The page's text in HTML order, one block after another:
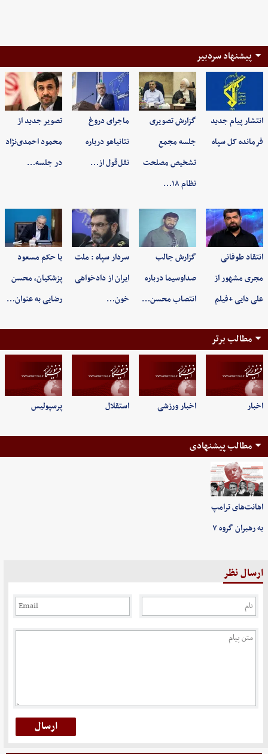
پیشنهاد سردبیر
انتشار پیام جدید
فرمانده کل سپاه
گزارش تصویری
جلسه مجمع
تشخیص مصلحت
نظام ۱۸…
ماجرای دروغ
نتانیاهو درباره
نقل‌قول از…
تصویر جدید از
محمود احمدی‌نژاد
در جلسه…
انتقاد طوفانی
مجری مشهور از
علی دایی +فیلم
گزارش جالب
صداوسیما درباره
انتصاب محسن…
سردار سپاه : ملت
ایران از دادخواهی
خون…
با حکم مسعود
پزشکیان، محسن
رضایی به عنوان…
مطالب برتر
اخبار اخبار ورزشی استقلال پرسپولیس
مطالب پیشنهادی
اهانت‌های ترامپ
به رهبران گروه ۷
ارسال نظر